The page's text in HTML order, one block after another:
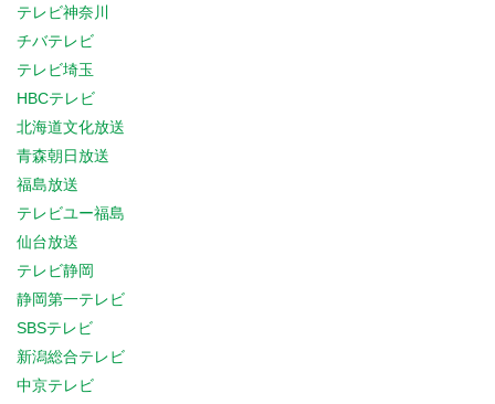
テレビ神奈川
チバテレビ
テレビ埼玉
HBCテレビ
北海道文化放送
青森朝日放送
福島放送
テレビユー福島
仙台放送
テレビ静岡
静岡第一テレビ
SBSテレビ
新潟総合テレビ
中京テレビ